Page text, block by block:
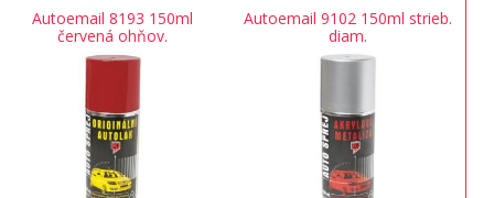
Autoemail 8193 150ml
červená ohňov.
Autoemail 9102 150ml strieb.
diam.